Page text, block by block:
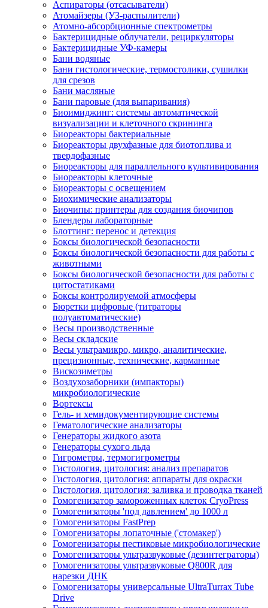
Аспираторы (отсасыватели)
Атомайзеры (УЗ-распылители)
Атомно-абсорбционные спектрометры
Бактерицидные облучатели, рециркуляторы
Бактерицидные УФ-камеры
Бани водяные
Бани гистологические, термостолики, сушилки
для срезов
Бани масляные
Бани паровые (для выпаривания)
Биоимиджинг: системы автоматической
визуализации и клеточного скрининга
Биореакторы бактериальные
Биореакторы двухфазные для биотоплива и
твердофазные
Биореакторы для параллельного культивирования
Биореакторы клеточные
Биореакторы с освещением
Биохимические анализаторы
Биочипы: принтеры для создания биочипов
Блендеры лабораторные
Блоттинг: перенос и детекция
Боксы биологической безопасности
Боксы биологической безопасности для работы с
животными
Боксы биологической безопасности для работы с
цитостатиками
Боксы контролируемой атмосферы
Бюретки цифровые (титраторы
полуавтоматические)
Весы производственные
Весы складские
Весы ультрамикро, микро, аналитические,
прецизионные, технические, карманные
Вискозиметры
Воздухозаборники (импакторы)
микробиологические
Вортексы
Гель- и хемидокументирующие системы
Гематологические анализаторы
Генераторы жидкого азота
Генераторы сухого льда
Гигрометры, термогигрометры
Гистология, цитология: анализ препаратов
Гистология, цитология: аппараты для окраски
Гистология, цитология: заливка и проводка тканей
Гомогенизатор замороженных клеток CryoPress
Гомогенизаторы 'под давлением' до 1000 л
Гомогенизаторы FastPrep
Гомогенизаторы лопаточные ('стомакер')
Гомогенизаторы пестиковые микробиологические
Гомогенизаторы ультразвуковые (дезинтеграторы)
Гомогенизаторы ультразвуковые Q800R для
нарезки ДНК
Гомогенизаторы универсальные UltraTurrax Tube
Drive